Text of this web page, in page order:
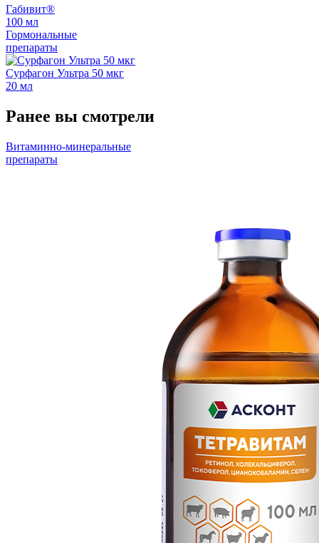
Габивит®
100 мл
Гормональные
препараты
Сурфагон Ультра 50 мкг
20 мл
Ранее вы смотрели
Витаминно-минеральные
препараты